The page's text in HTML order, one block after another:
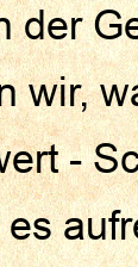
der
wir,
-